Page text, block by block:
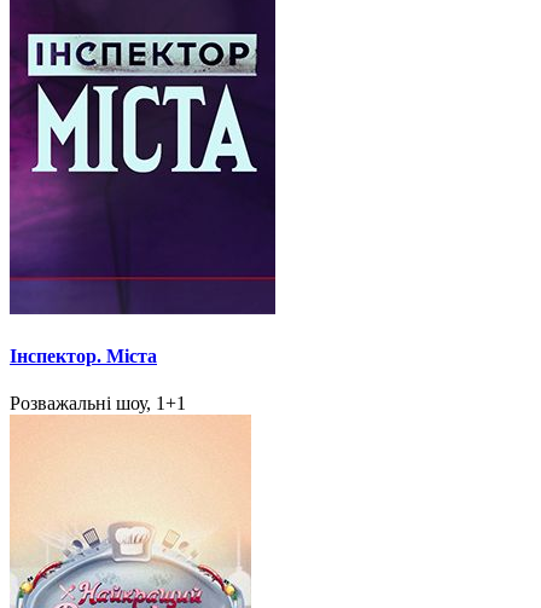
Інспектор. Міста
Розважальні шоу, 1+1